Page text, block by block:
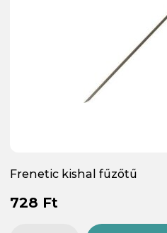
Frenetic kishal fűzőtű
728 Ft